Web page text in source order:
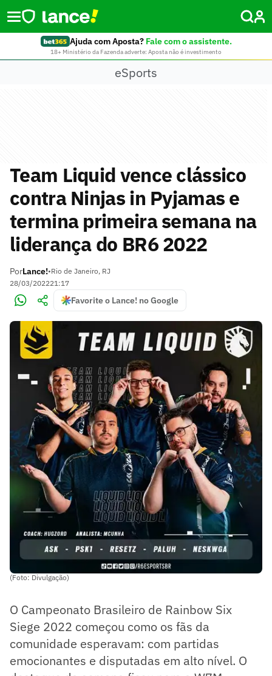
Ajuda com Aposta? Fale com o assistente.
18+ Ministério da Fazenda adverte: Aposta não é investimento
eSports
Team Liquid vence clássico
contra Ninjas in Pyjamas e
termina primeira semana na
liderança do BR6 2022
PorLance!•Rio de Janeiro, RJ
28/03/202221:17
Favorite o Lance! no Google
(Foto: Divulgação)
O Campeonato Brasileiro de Rainbow Six
Siege 2022 começou como os fãs da
comunidade esperavam: com partidas
emocionantes e disputadas em alto nível. O